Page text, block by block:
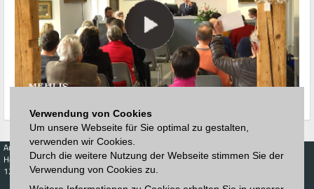
Verwendung von Cookies
Um unsere Webseite für Sie optimal zu gestalten,
verwenden wir Cookies.
Durch die weitere Nutzung der Webseite stimmen Sie der
Verwendung von Cookies zu.
Auktionen
Höchstzuschläge
123. Auktion
Zeitplan
Kaufen
Kalender
Höchstzuschläge